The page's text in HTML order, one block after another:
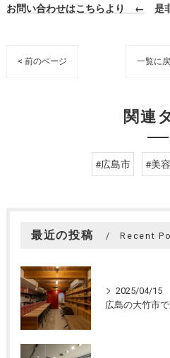
お問い合わせはこちらより ← 是
< 前のページ 一覧に
関連
#広島市 #美
最近の投稿 Recent
2025/04/15